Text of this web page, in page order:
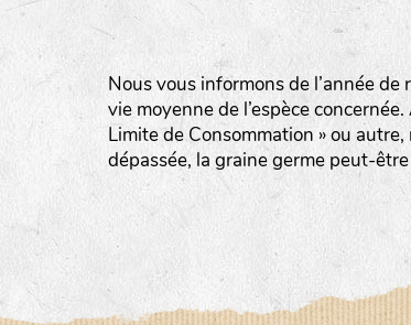
LA BOITE A GRAINES (LBAG)
L’AUBEPIN (PDO)
LE BIAU GERME (LBG)
SATIVA RHEINAU (SAD)
SEMAILLES (SEM)
Nous vous informons de l’année
vie moyenne de l’espèce
Limite de Consommation » ou
dépassée, la graine germe peut-